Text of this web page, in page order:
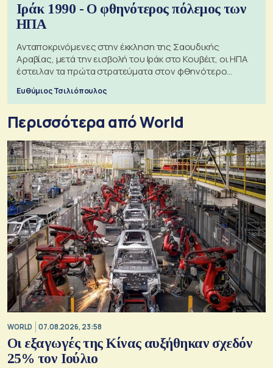
Ιράκ 1990 - Ο φθηνότερος πόλεμος των
ΗΠΑ
Ανταποκρινόμενες στην έκκληση της Σαουδικής
Αραβίας, μετά την εισβολή του Ιράκ στο Κουβέιτ, οι ΗΠΑ
έστειλαν τα πρώτα στρατεύματα στον φθηνότερο
Ευθύμιος Τσιλιόπουλος
Περισσότερα από World
WORLD 07.08.2026, 23:58
Οι εξαγωγές της Κίνας αυξήθηκαν σχεδόν
25% τον Ιούλιο